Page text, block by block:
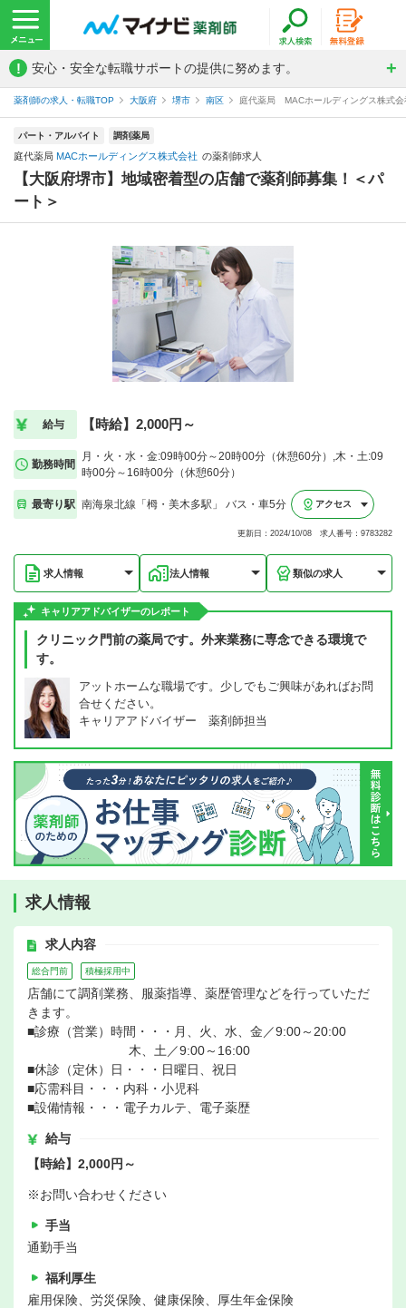
! 安心・安全な転職サポートの提供に努めます。
薬剤師の求人・転職TOP 大阪府 堺市 南区 庭代薬局 MACホールディングス株式会
パート・アルバイト 調剤薬局
庭代薬局 MACホールディングス株式会社 の薬剤師求人
【大阪府堺市】地域密着型の店舗で薬剤師募集！＜パ
ート＞
給与 【時給】2,000円～
勤務時間
月・火・水・金:09時00分～20時00分（休憩60分）,木・土:09
時00分～16時00分（休憩60分）
最寄り駅 南海泉北線「栂・美木多駅」 バス・車5分 アクセス
更新日：2024/10/08 求人番号：9783282
求人情報 法人情報 類似の求人
キャリアアドバイザーのレポート
クリニック門前の薬局です。外来業務に専念できる環境で
す。
アットホームな職場です。少しでもご興味があればお問
合せください。
キャリアアドバイザー 薬剤師担当
求人情報
求人内容
総合門前 積極採用中
店舗にて調剤業務、服薬指導、薬歴管理などを行っていただ
きます。
■診療（営業）時間・・・月、火、水、金／9:00～20:00
木、土／9:00～16:00
■休診（定休）日・・・日曜日、祝日
■応需科目・・・内科・小児科
■設備情報・・・電子カルテ、電子薬歴
給与
【時給】2,000円～
※お問い合わせください
手当
通勤手当
福利厚生
雇用保険、労災保険、健康保険、厚生年金保険